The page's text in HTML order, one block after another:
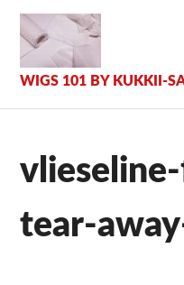
Inhalt
springen
WIGS 101 BY KUKKII-
tear-